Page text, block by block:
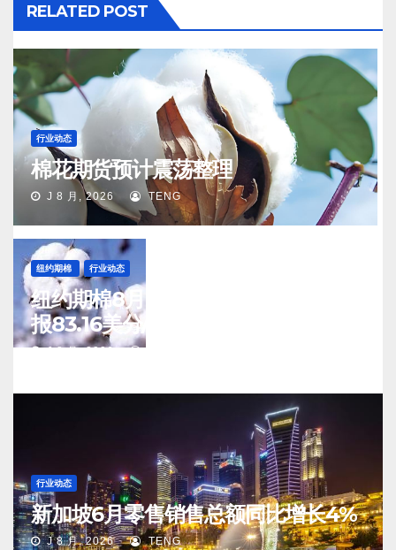
RELATED POST
行业动态
棉花期货预计震荡整理
J 8 月, 2026 TENG
纽约期棉 行业动态
纽约期棉8月6日(周四)收涨12月合约
报83.16美分/磅
J 8 月, 2026 TENG
行业动态
新加坡6月零售销售总额同比增长4%
J 8 月, 2026 TENG